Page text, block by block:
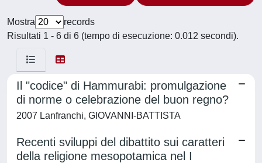
Mostra
records
Risultati 1 - 6 di 6 (tempo di esecuzione: 0.012 secondi).
Il "codice" di Hammurabi: promulgazione
di norme o celebrazione del buon regno?
2007 Lanfranchi, GIOVANNI-BATTISTA
Recenti sviluppi del dibattito sui caratteri
della religione mesopotamica nel I